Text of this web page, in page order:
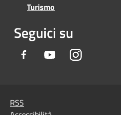
Turismo
Seguici su
Facebook YoutubeInstagram
RSS